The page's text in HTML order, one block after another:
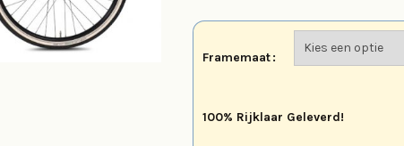
Framemaat
100% Rijklaar Geleverd!